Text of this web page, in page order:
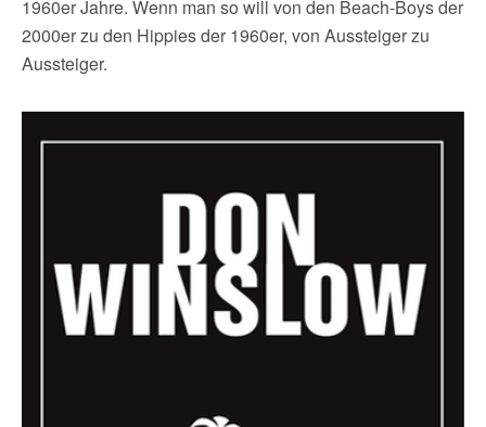
1960er Jahre. Wenn man so will von den Beach-Boys der
2000er zu den Hippies der 1960er, von Aussteiger zu
Aussteiger.